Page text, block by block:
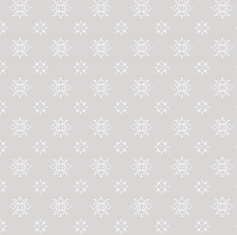
العادي لرجال السلطة والفوج الـ 11
الإدارة الترابية
المجموعة الصحية الترابية فاس مكناس
تحت مجهر الجامعة الوطنية للصحة في
بمكناس